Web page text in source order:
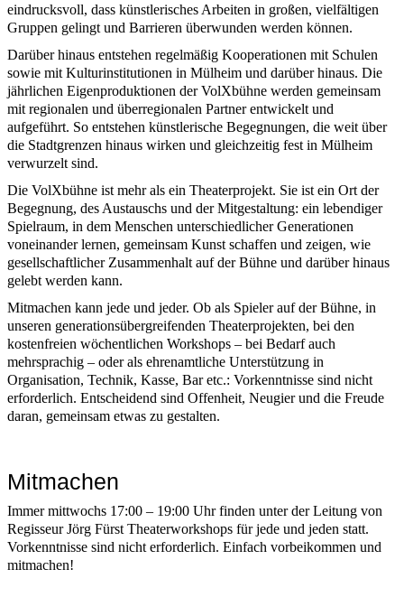
eindrucksvoll, dass künstlerisches Arbeiten in großen, vielfältigen
Gruppen gelingt und Barrieren überwunden werden können.
Darüber hinaus entstehen regelmäßig Kooperationen mit Schulen
sowie mit Kulturinstitutionen in Mülheim und darüber hinaus. Die
jährlichen Eigenproduktionen der VolXbühne werden gemeinsam
mit regionalen und überregionalen Partner entwickelt und
aufgeführt. So entstehen künstlerische Begegnungen, die weit über
die Stadtgrenzen hinaus wirken und gleichzeitig fest in Mülheim
verwurzelt sind.
Die VolXbühne ist mehr als ein Theaterprojekt. Sie ist ein Ort der
Begegnung, des Austauschs und der Mitgestaltung: ein lebendiger
Spielraum, in dem Menschen unterschiedlicher Generationen
voneinander lernen, gemeinsam Kunst schaffen und zeigen, wie
gesellschaftlicher Zusammenhalt auf der Bühne und darüber hinaus
gelebt werden kann.
Mitmachen kann jede und jeder. Ob als Spieler auf der Bühne, in
unseren generationsübergreifenden Theaterprojekten, bei den
kostenfreien wöchentlichen Workshops – bei Bedarf auch
mehrsprachig – oder als ehrenamtliche Unterstützung in
Organisation, Technik, Kasse, Bar etc.: Vorkenntnisse sind nicht
erforderlich. Entscheidend sind Offenheit, Neugier und die Freude
daran, gemeinsam etwas zu gestalten.
Mitmachen
Immer mittwochs 17:00 – 19:00 Uhr finden unter der Leitung von
Regisseur Jörg Fürst Theaterworkshops für jede und jeden statt.
Vorkenntnisse sind nicht erforderlich. Einfach vorbeikommen und
mitmachen!